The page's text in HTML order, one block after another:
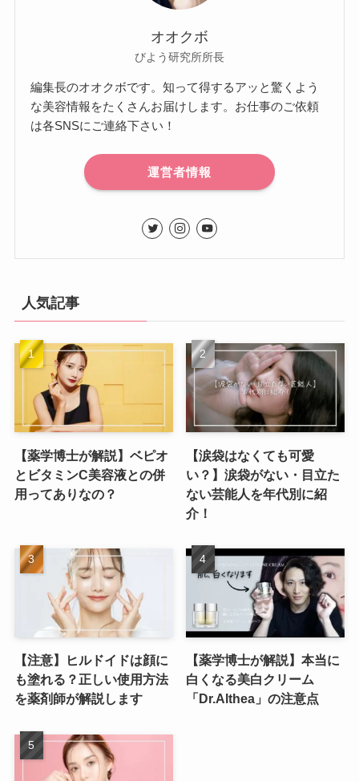
オオクボ
びよう研究所所長
編集長のオオクボです。知って得するアッと驚くよう
な美容情報をたくさんお届けします。お仕事のご依頼
は各SNSにご連絡下さい！
運営者情報
人気記事
【薬学博士が解説】ベピオ
とビタミンC美容液との併
用ってありなの？
【涙袋はなくても可愛
い？】涙袋がない・目立た
ない芸能人を年代別に紹
介！
【注意】ヒルドイドは顔に
も塗れる？正しい使用方法
を薬剤師が解説します
【薬学博士が解説】本当に
白くなる美白クリーム
「Dr.Althea」の注意点